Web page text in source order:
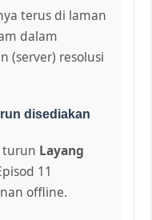
terus di laman
dalam
(server) resolusi
disediakan
turun Layang
11
offline.